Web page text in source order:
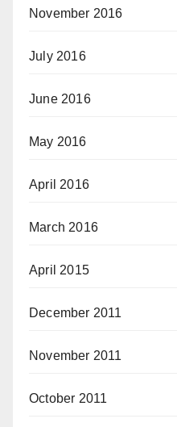
November 2016
July 2016
June 2016
May 2016
April 2016
March 2016
April 2015
December 2011
November 2011
October 2011